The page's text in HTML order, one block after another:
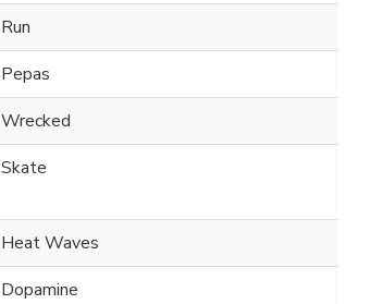
Run
Pepas
Wrecked
Skate
Heat Waves
Dopamine